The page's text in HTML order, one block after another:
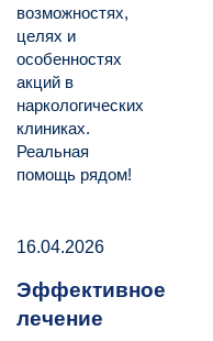
возможностях,
целях и
особенностях
акций в
наркологических
клиниках.
Реальная
помощь рядом!
16.04.2026
Эффективное
лечение